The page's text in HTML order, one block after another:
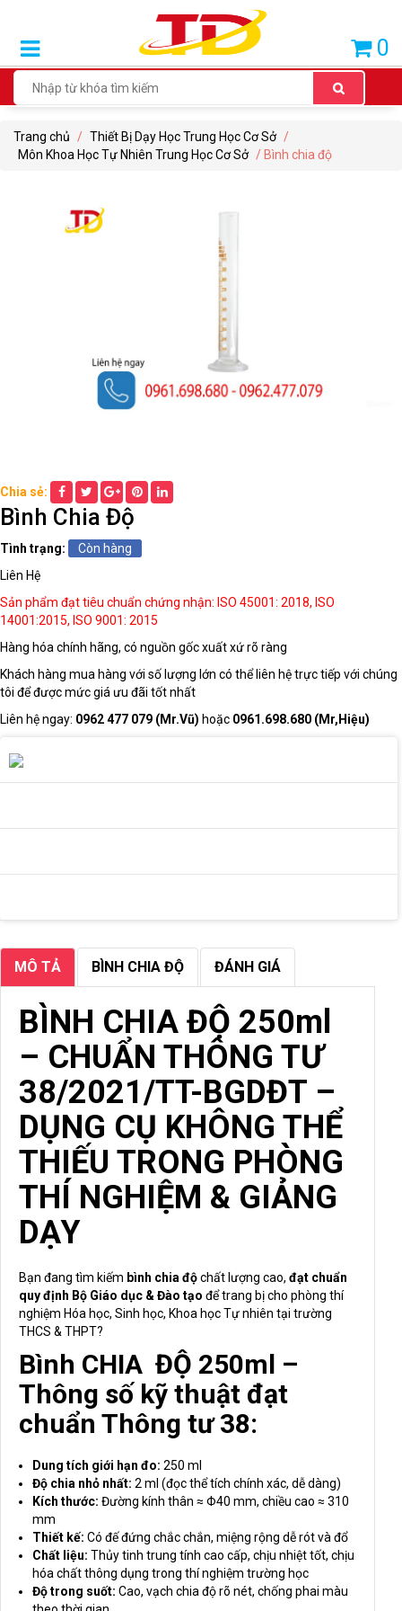
0
PHẨM
BÁN
CHẠY
THIẾT
DẠY
THPT
HÓA
CHẤT
TRƯỜNG
HỌC
BỊ
HỌC
DÙNG
Trang chủ / Thiết Bị Dạy Học Trung Học Cơ Sở /
Môn Khoa Học Tự Nhiên Trung Học Cơ Sở / Bình chia độ
Chia sẻ:
Bình Chia Độ
Tình trạng:
Còn hàng
Liên Hệ
Sản phẩm đạt tiêu chuẩn chứng nhận: ISO 45001: 2018, ISO
14001:2015, ISO 9001: 2015
Hàng hóa chính hãng, có nguồn gốc xuất xứ rõ ràng
Khách hàng mua hàng với số lượng lớn có thể liên hệ trực tiếp với chúng
tôi để được mức giá ưu đãi tốt nhất
Liên hệ ngay: 0962 477 079 (Mr.Vũ) hoặc 0961.698.680 (Mr,Hiệu)
MÔ TẢ BÌNH CHIA ĐỘ ĐÁNH GIÁ
BÌNH CHIA ĐỘ 250ml
– CHUẨN THÔNG TƯ
38/2021/TT-BGDĐT –
DỤNG CỤ KHÔNG THỂ
THIẾU TRONG PHÒNG
THÍ NGHIỆM & GIẢNG
DẠY
Bạn đang tìm kiếm bình chia độchất lượng cao, đạt chuẩn
quy định Bộ Giáo dục & Đào tạo để trang bị cho phòng thí
nghiệm Hóa học, Sinh học, Khoa học Tự nhiên tại trường
THCS & THPT?
Bình CHIA ĐỘ 250ml –
Thông số kỹ thuật đạt
chuẩn Thông tư 38:
Dung tích giới hạn đo: 250 ml
Độ chia nhỏ nhất: 2 ml (đọc thể tích chính xác, dễ dàng)
Kích thước: Đường kính thân ≈ Φ40 mm, chiều cao ≈ 310
mm
Thiết kế: Có đế đứng chắc chắn, miệng rộng dễ rót và đổ
Chất liệu: Thủy tinh trung tính cao cấp, chịu nhiệt tốt, chịu
hóa chất thông dụng trong thí nghiệm trường học
Độ trong suốt: Cao, vạch chia độ rõ nét, chống phai màu